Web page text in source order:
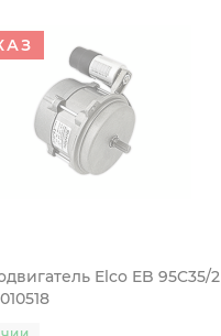
Elco EB 95C35/2